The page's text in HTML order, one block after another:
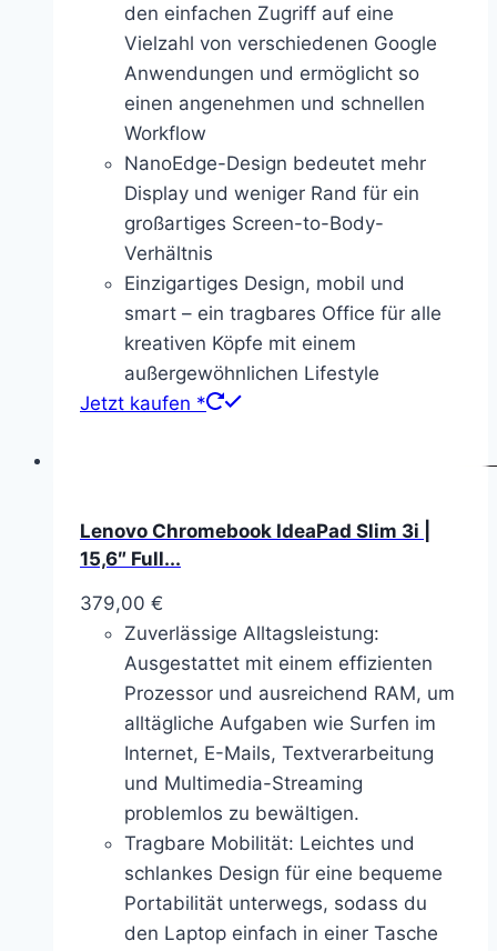
den einfachen Zugriff auf eine
Vielzahl von verschiedenen Google
Anwendungen und ermöglicht so
einen angenehmen und schnellen
Workflow
NanoEdge-Design bedeutet mehr
Display und weniger Rand für ein
großartiges Screen-to-Body-
Verhältnis
Einzigartiges Design, mobil und
smart – ein tragbares Office für alle
kreativen Köpfe mit einem
außergewöhnlichen Lifestyle
Jetzt kaufen *
Lenovo Chromebook IdeaPad Slim 3i |
15,6″ Full...
379,00 €
Zuverlässige Alltagsleistung:
Ausgestattet mit einem effizienten
Prozessor und ausreichend RAM, um
alltägliche Aufgaben wie Surfen im
Internet, E-Mails, Textverarbeitung
und Multimedia-Streaming
problemlos zu bewältigen.
Tragbare Mobilität: Leichtes und
schlankes Design für eine bequeme
Portabilität unterwegs, sodass du
den Laptop einfach in einer Tasche